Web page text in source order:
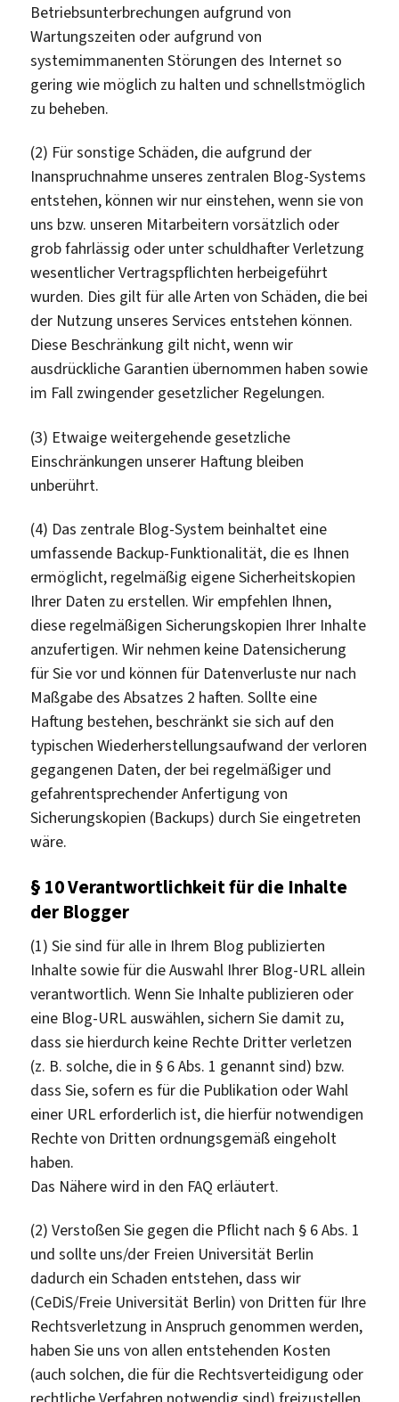
Betriebsunterbrechungen aufgrund von
Wartungszeiten oder aufgrund von
systemimmanenten Störungen des Internet so
gering wie möglich zu halten und schnellstmöglich
zu beheben.
(2) Für sonstige Schäden, die aufgrund der
Inanspruchnahme unseres zentralen Blog-Systems
entstehen, können wir nur einstehen, wenn sie von
uns bzw. unseren Mitarbeitern vorsätzlich oder
grob fahrlässig oder unter schuldhafter Verletzung
wesentlicher Vertragspflichten herbeigeführt
wurden. Dies gilt für alle Arten von Schäden, die bei
der Nutzung unseres Services entstehen können.
Diese Beschränkung gilt nicht, wenn wir
ausdrückliche Garantien übernommen haben sowie
im Fall zwingender gesetzlicher Regelungen.
(3) Etwaige weitergehende gesetzliche
Einschränkungen unserer Haftung bleiben
unberührt.
(4) Das zentrale Blog-System beinhaltet eine
umfassende Backup-Funktionalität, die es Ihnen
ermöglicht, regelmäßig eigene Sicherheitskopien
Ihrer Daten zu erstellen. Wir empfehlen Ihnen,
diese regelmäßigen Sicherungskopien Ihrer Inhalte
anzufertigen. Wir nehmen keine Datensicherung
für Sie vor und können für Datenverluste nur nach
Maßgabe des Absatzes 2 haften. Sollte eine
Haftung bestehen, beschränkt sie sich auf den
typischen Wiederherstellungsaufwand der verloren
gegangenen Daten, der bei regelmäßiger und
gefahrentsprechender Anfertigung von
Sicherungskopien (Backups) durch Sie eingetreten
wäre.
§ 10 Verantwortlichkeit für die Inhalte
der Blogger
(1) Sie sind für alle in Ihrem Blog publizierten
Inhalte sowie für die Auswahl Ihrer Blog-URL allein
verantwortlich. Wenn Sie Inhalte publizieren oder
eine Blog-URL auswählen, sichern Sie damit zu,
dass sie hierdurch keine Rechte Dritter verletzen
(z. B. solche, die in § 6 Abs. 1 genannt sind) bzw.
dass Sie, sofern es für die Publikation oder Wahl
einer URL erforderlich ist, die hierfür notwendigen
Rechte von Dritten ordnungsgemäß eingeholt
haben.
Das Nähere wird in den FAQ erläutert.
(2) Verstoßen Sie gegen die Pflicht nach § 6 Abs. 1
und sollte uns/der Freien Universität Berlin
dadurch ein Schaden entstehen, dass wir
(CeDiS/Freie Universität Berlin) von Dritten für Ihre
Rechtsverletzung in Anspruch genommen werden,
haben Sie uns von allen entstehenden Kosten
(auch solchen, die für die Rechtsverteidigung oder